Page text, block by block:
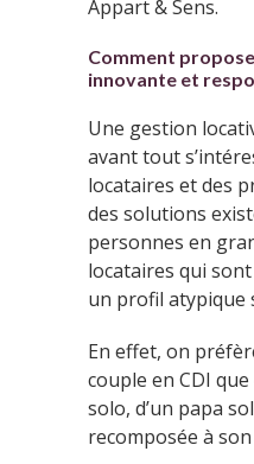
Appart & Sens.
Comment
innovante et
Une gestion
avant tout
locataires et des
des solutions
personnes en
locataires qui
un profil atypique
En effet, on
couple en CDI que
solo, d’un papa
recomposée à